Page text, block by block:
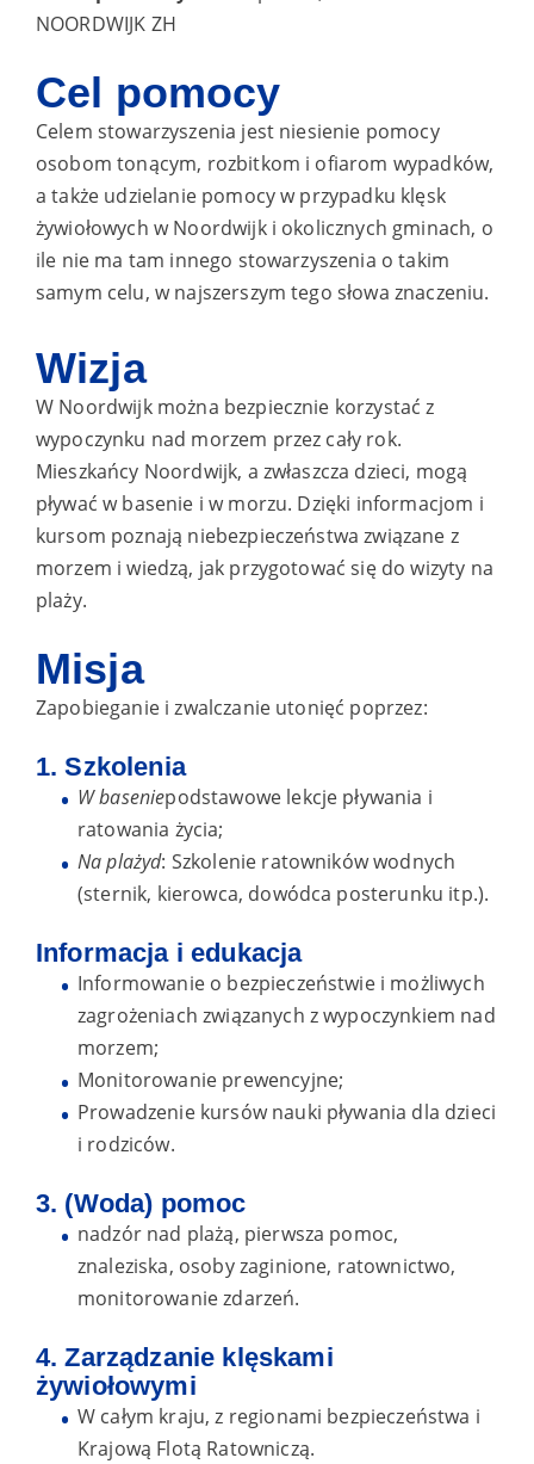
NOORDWIJK ZH
Cel pomocy
Celem stowarzyszenia jest niesienie pomocy
osobom tonącym, rozbitkom i ofiarom wypadków,
a także udzielanie pomocy w przypadku klęsk
żywiołowych w Noordwijk i okolicznych gminach, o
ile nie ma tam innego stowarzyszenia o takim
samym celu, w najszerszym tego słowa znaczeniu.
Wizja
W Noordwijk można bezpiecznie korzystać z
wypoczynku nad morzem przez cały rok.
Mieszkańcy Noordwijk, a zwłaszcza dzieci, mogą
pływać w basenie i w morzu. Dzięki informacjom i
kursom poznają niebezpieczeństwa związane z
morzem i wiedzą, jak przygotować się do wizyty na
plaży.
Misja
Zapobieganie i zwalczanie utonięć poprzez:
1. Szkolenia
W baseniepodstawowe lekcje pływania i
ratowania życia;
Na plażyd: Szkolenie ratowników wodnych
(sternik, kierowca, dowódca posterunku itp.).
Informacja i edukacja
Informowanie o bezpieczeństwie i możliwych
zagrożeniach związanych z wypoczynkiem nad
morzem;
Monitorowanie prewencyjne;
Prowadzenie kursów nauki pływania dla dzieci
i rodziców.
3. (Woda) pomoc
nadzór nad plażą, pierwsza pomoc,
znaleziska, osoby zaginione, ratownictwo,
monitorowanie zdarzeń.
4. Zarządzanie klęskami
żywiołowymi
W całym kraju, z regionami bezpieczeństwa i
Krajową Flotą Ratowniczą.